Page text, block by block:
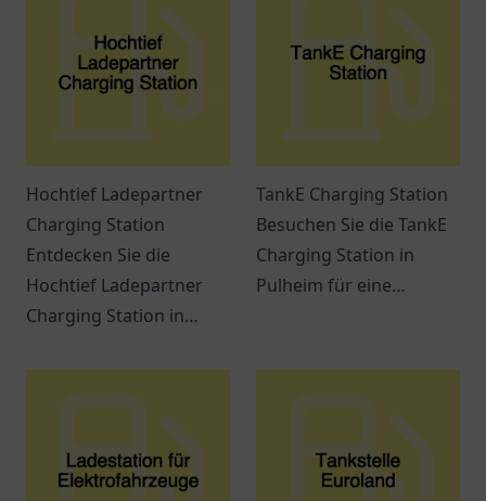
Hochtief Ladepartner
Charging Station
Entdecken Sie die
Hochtief Ladepartner
Charging Station in
komfortable Ladestation
TankE Charging Station
Besuchen Sie die TankE
Charging Station in
Pulheim für eine
Elektrofahrzeug.